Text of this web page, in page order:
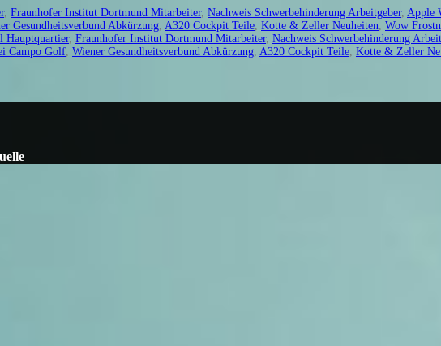
, Fraunhofer Institut Dortmund Mitarbeiter, Nachweis Schwerbehinderung Arbeitgeber, Apple
Gesundheitsverbund Abkürzung, A320 Cockpit Teile, Kotte & Zeller Neuheiten, Wow
Hauptquartier, Fraunhofer Institut Dortmund Mitarbeiter, Nachweis Schwerbehinderung
Campo Golf, Wiener Gesundheitsverbund Abkürzung, A320 Cockpit Teile, Kotte & Zeller